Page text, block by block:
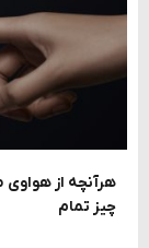
چیز تمام